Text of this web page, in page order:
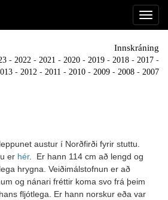
Innskráning
- 2022 - 2021 - 2020 - 2019 - 2018 - 2017 -
- 2012 - 2011 - 2010 - 2009 - 2008 - 2007
austur í Norðfirði fyrir stuttu.
er hér. Er hann 114 cm að lengd og
hrygna. Veiðimálstofnun er að
og nánari fréttir koma svo frá þeim
fljótlega. Er hann norskur eða var